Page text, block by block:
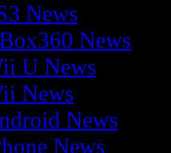
News
News
U News
News
News
News